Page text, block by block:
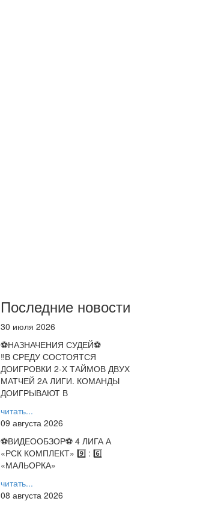
Последние новости
30 июля 2026
⚽НАЗНАЧЕНИЯ СУДЕЙ⚽
‼В СРЕДУ СОСТОЯТСЯ
ДОИГРОВКИ 2-Х ТАЙМОВ ДВУХ
МАТЧЕЙ 2А ЛИГИ. КОМАНДЫ
ДОИГРЫВАЮТ В
читать...
09 августа 2026
⚽️ВИДЕООБЗОР⚽️ 4 ЛИГА А
«РСК КОМПЛЕКТ» 9️⃣ : 6️⃣
«МАЛЬОРКА»
читать...
08 августа 2026